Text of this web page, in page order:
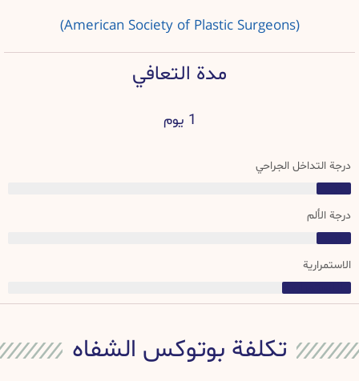
(American Society of Plastic Surgeons)
مدة التعافي
1 يوم
درجة التداخل الجراحي
درجة التداخل الجراحي
درجة الألم
درجة التداخل الجراحي
الاستمرارية
الاستمرارية
تكلفة بوتوكس الشفاه